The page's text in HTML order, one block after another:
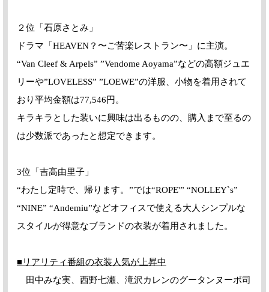
２位「石原さとみ」
ドラマ「HEAVEN？〜ご苦楽レストラン〜」に主演。
“Van Cleef & Arpels” ”Vendome Aoyama”などの高額ジュエ
リーや”LOVELESS” ”LOEWE”の洋服、小物を着用されて
おり平均金額は77,546円。
キラキラとした装いに興味は出るものの、購入まで至るの
は少数派であったと想定できます。
3位「吉高由里子」
“わたし定時で、帰ります。”では“ROPE'” “NOLLEY`s”
“NINE” “Andemiu”などオフィスで使える大人シンプルな
スタイルが得意なブランドの衣装が着用されました。
■リアリティ番組の衣装人気が上昇中
田中みな実、西野七瀬、滝沢カレンのグータンヌーボ司